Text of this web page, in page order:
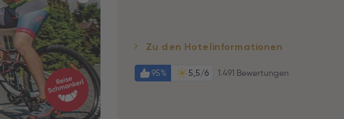
Zu den Hotelinformationen
95% 5,5/6 1.491 Bewertungen